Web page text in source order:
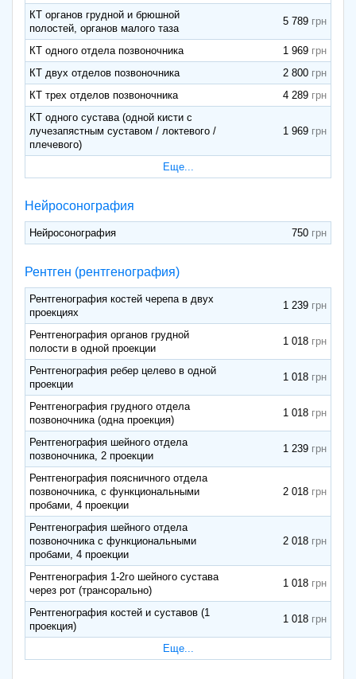
КТ органов грудной и брюшной
полостей, органов малого таза
5 789
КТ одного отдела позвоночника
1 969
КТ двух отделов позвоночника
2 800
КТ трех отделов позвоночника
4 289
КТ одного сустава (одной кисти с
лучезапястным суставом / локтевого /
плечевого)
1 969
Еще...
Нейросонография
Нейросонография 750
Рентген (рентгенография)
Рентгенография костей черепа в двух
проекциях
1 239
Рентгенография органов грудной
полости в одной проекции
1 018
Рентгенография ребер целево в одной
проекции
1 018
Рентгенография грудного отдела
позвоночника (одна проекция)
1 018
Рентгенография шейного отдела
позвоночника, 2 проекции
1 239
Рентгенография поясничного отдела
позвоночника, с функциональными
пробами, 4 проекции
2 018
Рентгенография шейного отдела
позвоночника с функциональными
пробами, 4 проекции
2 018
Рентгенография 1-2го шейного сустава
через рот (трансорально)
1 018
Рентгенография костей и суставов (1
проекция)
1 018
Еще...